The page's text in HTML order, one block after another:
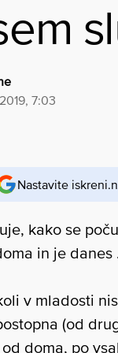
7:03
Nastavite
kako se
in je danes
v mladosti
(od
doma, po